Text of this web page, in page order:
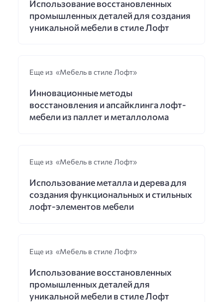
Использование восстановленных
промышленных деталей для создания
уникальной мебели в стиле Лофт
Еще из «Мебель в стиле Лофт»
Инновационные методы
восстановления и апсайклинга лофт-
мебели из паллет и металлолома
Еще из «Мебель в стиле Лофт»
Использование металла и дерева для
создания функциональных и стильных
лофт-элементов мебели
Еще из «Мебель в стиле Лофт»
Использование восстановленных
промышленных деталей для
уникальной мебели в стиле Лофт